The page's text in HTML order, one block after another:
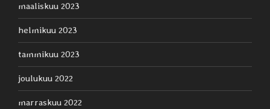
maaliskuu 2023
helmikuu 2023
tammikuu 2023
joulukuu 2022
marraskuu 2022